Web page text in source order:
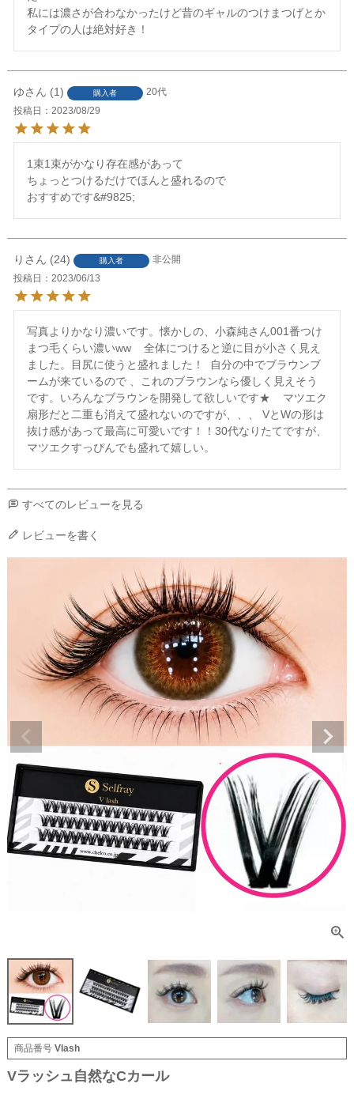
私には濃さが合わなかったけど昔のギャルのつけまつげとか
タイプの人は絶対好き！
ゆ 1 購入者
20代
投稿日
2023/08/29
1束1束がかなり存在感があって
ちょっとつけるだけでほんと盛れるので
おすすめです&#9825;
り 24 購入者
非公開
投稿日
2023/06/13
写真よりかなり濃いです。懐かしの、小森純さん001番つけ
まつ毛くらい濃いww    全体につけると逆に目が小さく見え
ました。目尻に使うと盛れました！  自分の中でブラウンブ
ームが来ているので 、これのブラウンなら優しく見えそう
です。いろんなブラウンを開発して欲しいです★    マツエク
扇形だと二重も消えて盛れないのですが、、、 VとWの形は
抜け感があって最高に可愛いです！！30代なりたてですが、
マツエクすっぴんでも盛れて嬉しい。
すべてのレビューを見る
レビューを書く
商品番号 Vlash
Vラッシュ自然なCカール